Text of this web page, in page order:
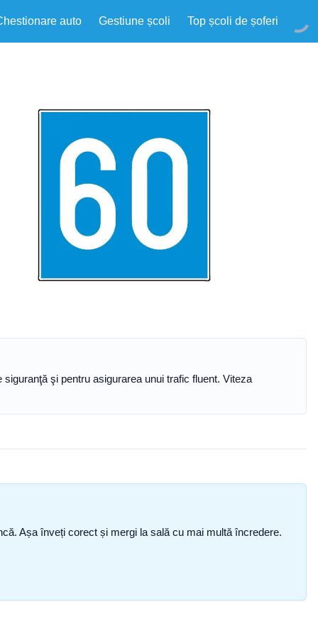
auto Gestiune școli Top școli de șoferi
şi pentru asigurarea unui trafic fluent. Viteza
Așa înveți corect și mergi la sală cu mai multă încredere.